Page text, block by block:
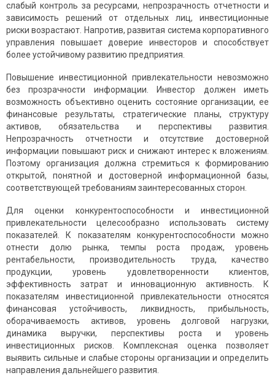
слабый контроль за ресурсами, непрозрачность отчетности и
зависимость решений от отдельных лиц, инвестиционные
риски возрастают. Напротив, развитая система корпоративного
управления повышает доверие инвесторов и способствует
более устойчивому развитию предприятия.
Повышение инвестиционной привлекательности невозможно
без прозрачности информации. Инвестор должен иметь
возможность объективно оценить состояние организации, ее
финансовые результаты, стратегические планы, структуру
активов, обязательства и перспективы развития.
Непрозрачность отчетности и отсутствие достоверной
информации повышают риск и снижают интерес к вложениям.
Поэтому организация должна стремиться к формированию
открытой, понятной и достоверной информационной базы,
соответствующей требованиям заинтересованных сторон.
Для оценки конкурентоспособности и инвестиционной
привлекательности целесообразно использовать систему
показателей. К показателям конкурентоспособности можно
отнести долю рынка, темпы роста продаж, уровень
рентабельности, производительность труда, качество
продукции, уровень удовлетворенности клиентов,
эффективность затрат и инновационную активность. К
показателям инвестиционной привлекательности относятся
финансовая устойчивость, ликвидность, прибыльность,
оборачиваемость активов, уровень долговой нагрузки,
динамика выручки, перспективы роста и уровень
инвестиционных рисков. Комплексная оценка позволяет
выявить сильные и слабые стороны организации и определить
направления дальнейшего развития.